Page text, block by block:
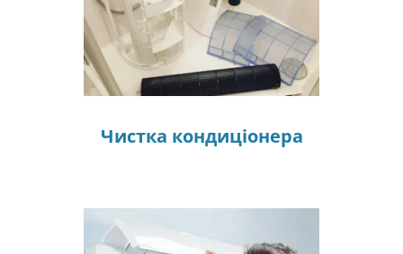
Чистка кондиціонера